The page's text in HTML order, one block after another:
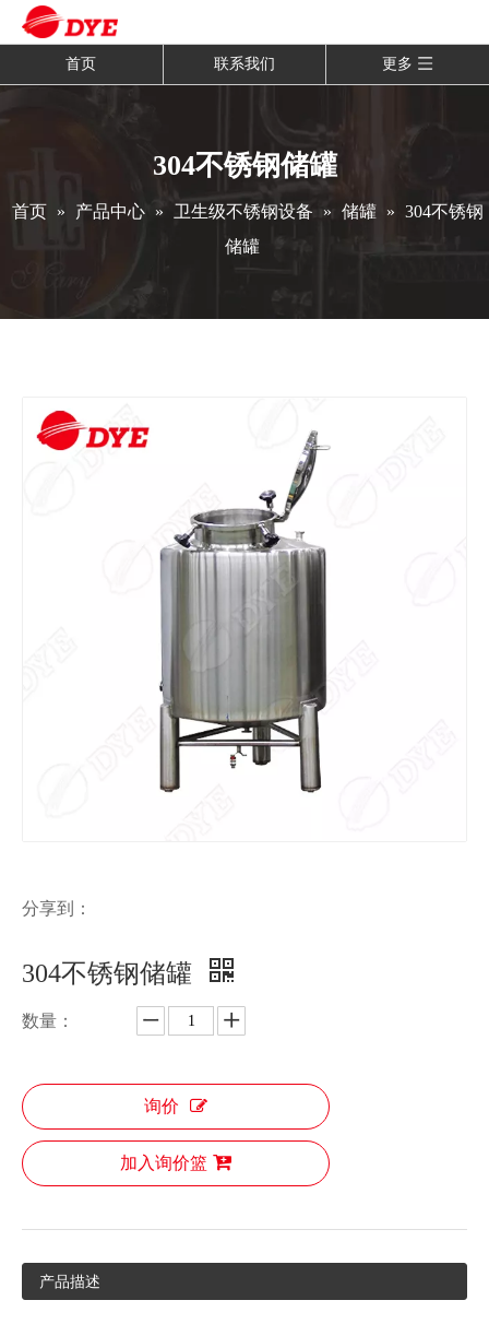
首页 联系我们 更多
304不锈钢储罐
首页 » 产品中心 » 卫生级不锈钢设备 » 储罐 » 304不锈钢
储罐
分享到：
304不锈钢储罐
数量：
询价
加入询价篮
产品描述